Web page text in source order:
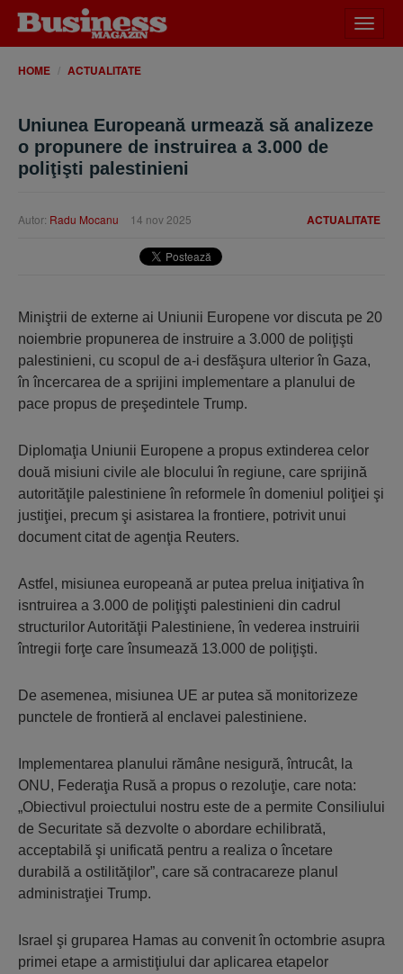
meniu
HOME ACTUALITATE
Uniunea Europeană urmează să analizeze
o propunere de instruirea a 3.000 de
poliţişti palestinieni
ACTUALITATE
Autor: Radu Mocanu 14 nov 2025
Miniştrii de externe ai Uniunii Europene vor discuta pe 20
noiembrie propunerea de instruire a 3.000 de poliţişti
palestinieni, cu scopul de a-i desfăşura ulterior în Gaza,
în încercarea de a sprijini implementare a planului de
pace propus de preşedintele Trump.
Diplomaţia Uniunii Europene a propus extinderea celor
două misiuni civile ale blocului în regiune, care sprijină
autorităţile palestiniene în reformele în domeniul poliţiei şi
justiţiei, precum şi asistarea la frontiere, potrivit unui
document citat de agenţia Reuters.
Astfel, misiunea europeană ar putea prelua iniţiativa în
isntruirea a 3.000 de poliţişti palestinieni din cadrul
structurilor Autorităţii Palestiniene, în vederea instruirii
întregii forţe care însumează 13.000 de poliţişti.
De asemenea, misiunea UE ar putea să monitorizeze
punctele de frontieră al enclavei palestiniene.
Implementarea planului rămâne nesigură, întrucât, la
ONU, Federaţia Rusă a propus o rezoluţie, care nota:
„Obiectivul proiectului nostru este de a permite Consiliului
de Securitate să dezvolte o abordare echilibrată,
acceptabilă şi unificată pentru a realiza o încetare
durabilă a ostilităţilor”, care să contracareze planul
administraţiei Trump.
Israel şi gruparea Hamas au convenit în octombrie asupra
primei etape a armistiţiului dar aplicarea etapelor